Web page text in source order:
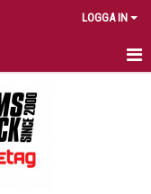
LOGGA IN